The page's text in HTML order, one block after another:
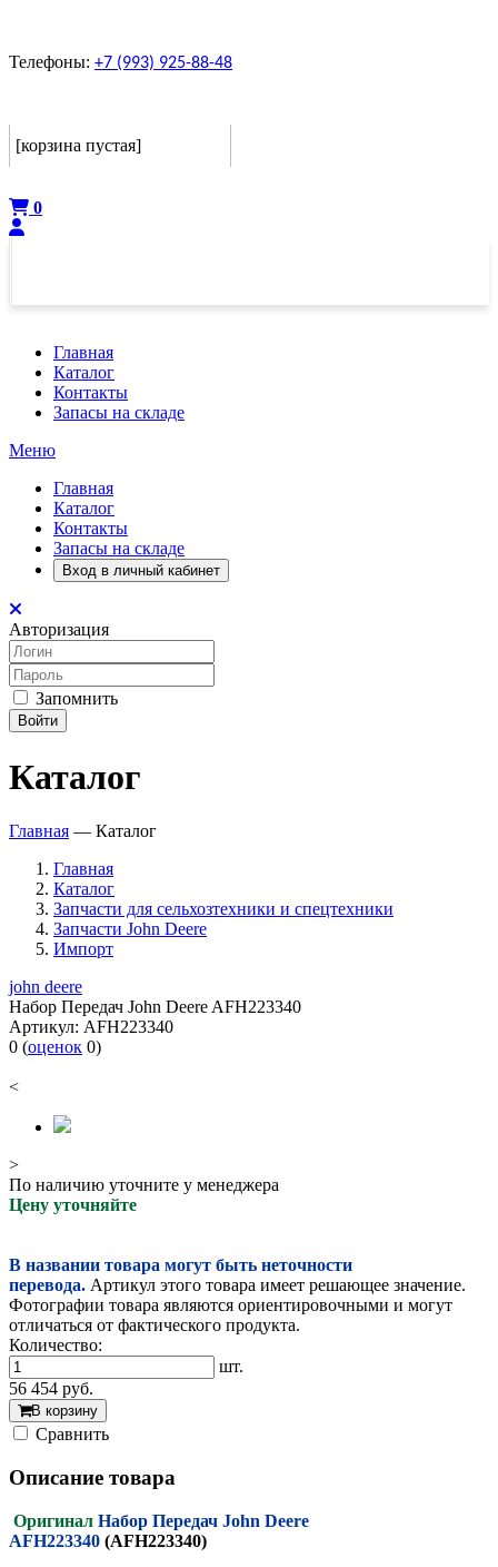
Телефоны: +7 (993) 925-88-48
[корзина пустая]
0
Главная
Каталог
Контакты
Запасы на складе
Меню
Главная
Каталог
Контакты
Запасы на складе
Вход в личный кабинет
Авторизация
Запомнить
Войти
Каталог
Главная — Каталог
Главная
Каталог
Запчасти для сельхозтехники и спецтехники
Запчасти John Deere
Импорт
john deere
Набор Передач John Deere AFH223340
Артикул: AFH223340
0 (оценок 0)
<
>
По наличию уточните у менеджера
Цену уточняйте
В названии товара могут быть неточности
перевода. Артикул этого товара имеет решающее значение.
Фотографии товара являются ориентировочными и могут
отличаться от фактического продукта.
Количество:
шт.
56 454 руб.
В корзину
Cравнить
Описание товара
Оригинал Набор Передач John Deere
AFH223340 (AFH223340)